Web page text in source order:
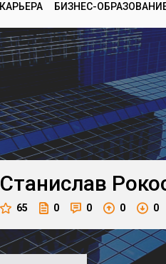
КАРЬЕРА БИЗНЕС-
Станислав
65 0 0 0 0